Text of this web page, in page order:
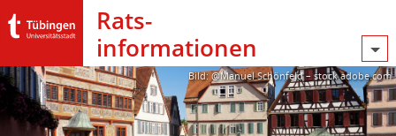
Rats­
informationen
Bild: @Manuel Schönfeld – stock.adobe.com